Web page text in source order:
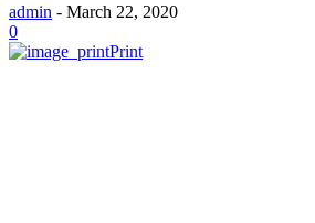
admin - March 22, 2020
0
Print